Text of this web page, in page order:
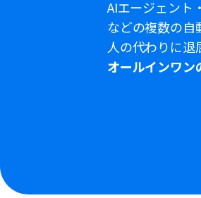
AIエージェント
などの複数の自
人の代わりに退
オールインワン